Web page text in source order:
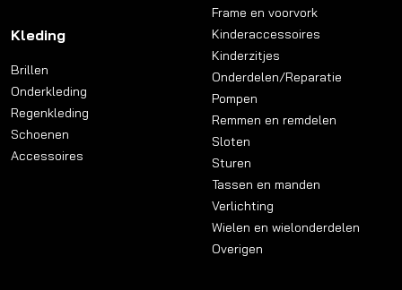
Kleding
Brillen
Onderkleding
Regenkleding
Schoenen
Accessoires
Frame en voorvork
Kinderaccessoires
Kinderzitjes
Onderdelen/Reparatie
Pompen
Remmen en remdelen
Sloten
Sturen
Tassen en manden
Verlichting
Wielen en wielonderdelen
Overigen